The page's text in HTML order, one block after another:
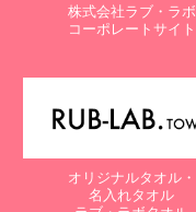
株式会社ラブ・ラボ
コーポレートサイト
オリジナルタオル・
名入れタオル